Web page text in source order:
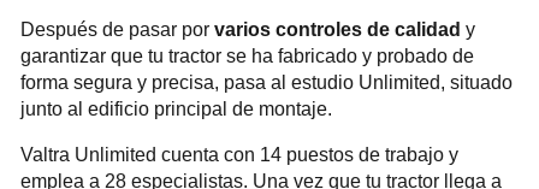
Después de pasar por varios controles de calidad y
garantizar que tu tractor se ha fabricado y probado de
forma segura y precisa, pasa al estudio Unlimited, situado
junto al edificio principal de montaje.
Valtra Unlimited cuenta con 14 puestos de trabajo y
emplea a 28 especialistas. Una vez que tu tractor llega a